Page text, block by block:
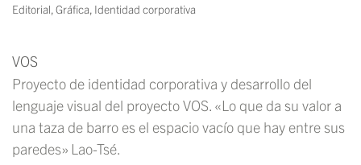
Editorial, Gráfica, Identidad corporativa
VOS
Proyecto de identidad corporativa y desarrollo del
lenguaje visual del proyecto VOS. «Lo que da su valor a
una taza de barro es el espacio vacío que hay entre sus
paredes» Lao-Tsé.